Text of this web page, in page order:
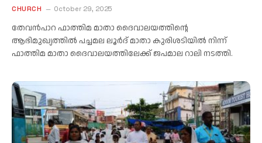
CHURCH October 29, 2025
തേവൻപാറ ഫാത്തിമ മാതാ ദൈവാലയത്തിന്റെ
ആഭിമുഖ്യത്തിൽ പച്ചമല ലൂർദ് മാതാ കുരിശടിയിൽ നിന്ന്
ഫാത്തിമ മാതാ ദൈവാലയത്തിലേക്ക് ജപമാല റാലി നടത്തി.